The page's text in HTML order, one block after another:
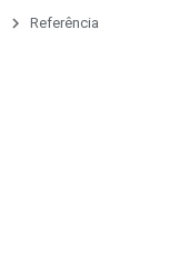
Referência